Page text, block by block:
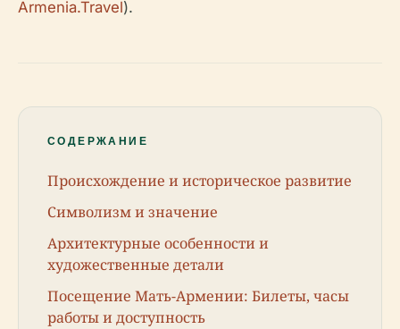
Armenia.Travel).
СОДЕРЖАНИЕ
Происхождение и историческое развитие
Символизм и значение
Архитектурные особенности и
художественные детали
Посещение Мать-Армении: Билеты, часы
работы и доступность